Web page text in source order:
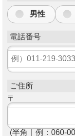
男性
電話番号
ご住所
〒
(半角｜例：060-